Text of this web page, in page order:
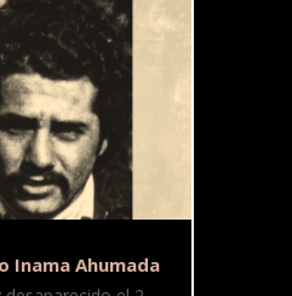
Inama Ahumada